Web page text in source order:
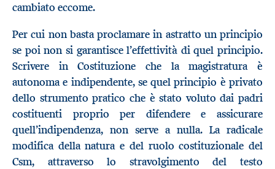
cambiato eccome.
Per cui non basta proclamare in astratto un principio
se poi non si garantisce l’effettività di quel principio.
Scrivere in Costituzione che la magistratura è
autonoma e indipendente, se quel principio è privato
dello strumento pratico che è stato voluto dai padri
costituenti proprio per difendere e assicurare
quell’indipendenza, non serve a nulla. La radicale
modifica della natura e del ruolo costituzionale del
Csm, attraverso lo stravolgimento del testo